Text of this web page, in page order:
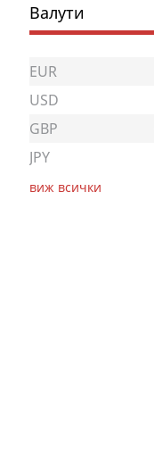
Валути
EUR
USD
GBP
JPY
виж всички